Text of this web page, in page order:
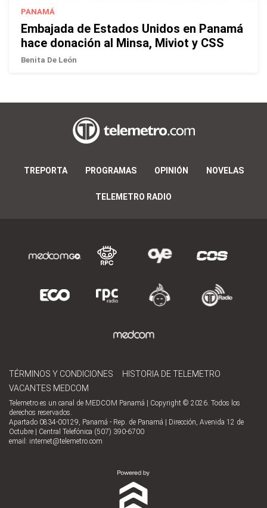
PANAMÁ
Embajada de Estados Unidos en Panamá
hace donación al Minsa, Miviot y CSS
Benita De León
TREPORTA PROGRAMAS OPINIÓN NOVELAS
TELEMETRO RADIO
TÉRMINOS Y CONDICIONES
HISTORIA DE TELEMETRO
VACANTES MEDCOM
Telemetro es un canal de MEDCOM Panamá | Copyright © 2026. Todos los
derechos reservados.
Apartado 0834-00129, Panamá - Rep. de Panamá | Dirección, Avenida 12 de
Octubre | Central Telefónica (507) 390-6700
email: internet@telemetro.com